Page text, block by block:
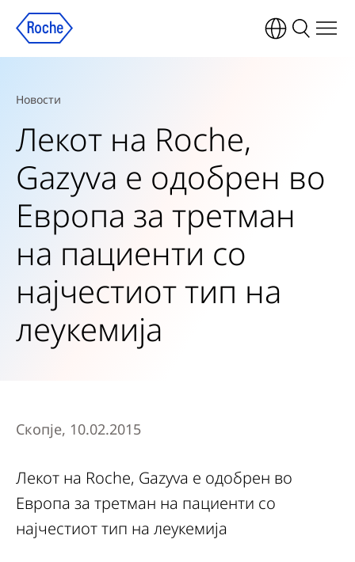
Новости
Лекот на Roche,
Gazyva е одобрен во
Европа за третман
на пациенти со
најчестиот тип на
леукемија
Скопје, 10.02.2015
Лекот на Roche, Gazyva е одобрен во
Европа за третман на пациенти со
најчестиот тип на леукемија